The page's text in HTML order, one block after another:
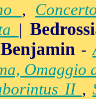
,
|
Benjamin-
Omaggio
II ,